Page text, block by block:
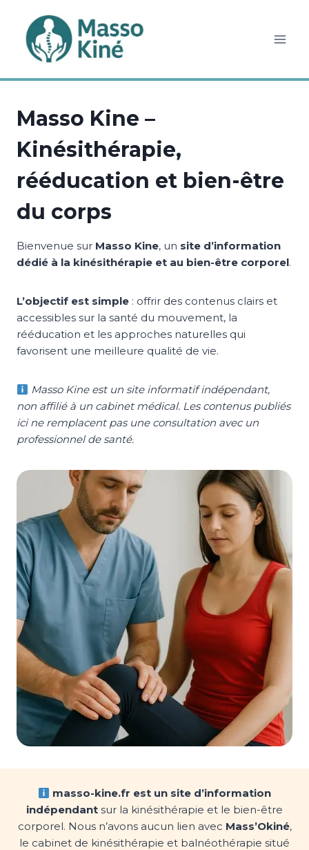
contenu
Masso Kine –
Kinésithérapie,
rééducation et bien-être
du corps
Bienvenue sur Masso Kine, un site d’information
dédié à la kinésithérapie et au bien-être corporel.
L’objectif est simple : offrir des contenus clairs et
accessibles sur la santé du mouvement, la
rééducation et les approches naturelles qui
favorisent une meilleure qualité de vie.
Masso Kine est un site informatif indépendant,
non affilié à un cabinet médical. Les contenus publiés
ici ne remplacent pas une consultation avec un
professionnel de santé.
masso-kine.fr est un site d’information
indépendant sur la kinésithérapie et le bien-être
corporel. Nous n’avons aucun lien avec Mass’Okiné,
le cabinet de kinésithérapie et balnéothérapie situé